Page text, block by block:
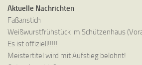
Aktuelle Nachrichten
Faßanstich
Weißwurstfrühstück im Schützenhaus
Es ist offiziell!!!!!
Meistertitel wird mit Aufstieg belohnt!